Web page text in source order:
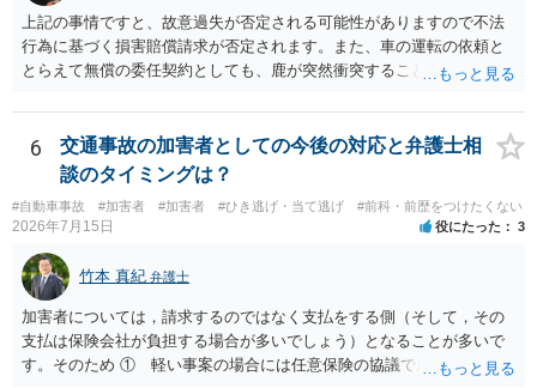
上記の事情ですと、故意過失が否定される可能性がありますので不法
行為に基づく損害賠償請求が否定されます。また、車の運転の依頼と
とらえて無償の委任契約としても、鹿が突然衝突することは予見がで
償請求も成立しない可能性があります。以上の理由から支払義務は否
定される可能性が高いです。ご参考にしてください。
6
交通事故の加害者としての今後の対応と弁護士相
談のタイミングは？
#自動車事故 #加害者 #加害者 #ひき逃げ・当て逃げ #前科・前歴をつけたくない
2026年7月15日 役にたった 3
竹本 真紀 弁護士
加害者については，請求するのではなく支払をする側（そして，その
支払は保険会社が負担する場合が多いでしょう）となることが多いで
す。そのため ① 軽い事案の場合には任意保険の協議で成立すること